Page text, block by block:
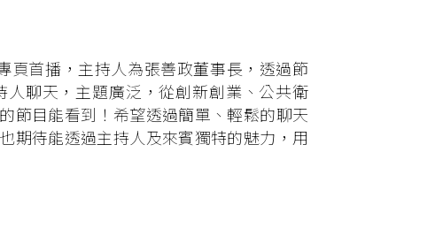
頁首播，主持人為張善政董事長，透過節
聊天，主題廣泛，從創新創業、公共衛
節目能看到！希望透過簡單、輕鬆的聊天
期待能透過主持人及來賓獨特的魅力，用